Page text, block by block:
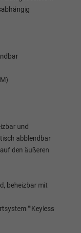
und
abblendbar
den äußeren
beheizbar mit
""Keyless